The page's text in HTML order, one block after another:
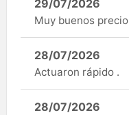
29/07/2026
Muy buenos
28/07/2026
Actuaron rápido .
28/07/2026